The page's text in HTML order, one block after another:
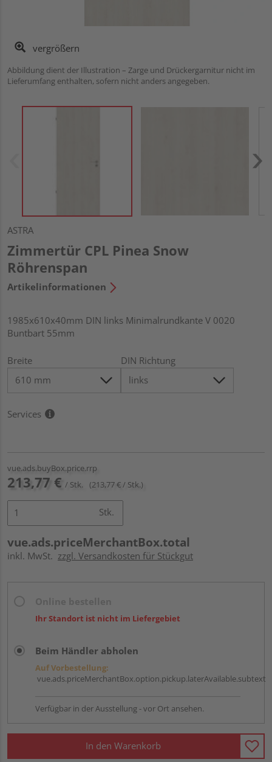
vergrößern
Abbildung dient der Illustration – Zarge und Drückergarnitur nicht im
Lieferumfang enthalten, sofern nicht anders angegeben.
ASTRA
Zimmertür CPL Pinea Snow
Röhrenspan
Artikelinformationen
1985x610x40mm DIN links Minimalrundkante V 0020
Buntbart 55mm
Breite DIN Richtung
Services
vue.ads.buyBox.price.rrp
213,77 € / Stk. (213,77 € / Stk.)
Stk.
vue.ads.priceMerchantBox.total
inkl. MwSt. zzgl. Versandkosten für Stückgut
Ihr Standort ist nicht im Liefergebiet
Beim Händler abholen
Auf Vorbestellung:
vue.ads.priceMerchantBox.option.pickup.laterAvailable.subtext
Verfügbar in der Ausstellung - vor Ort ansehen.
In den Warenkorb